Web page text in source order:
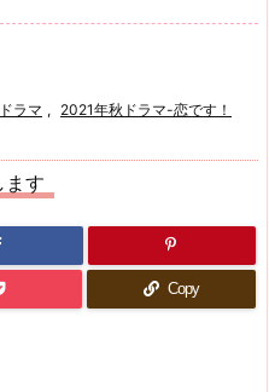
ラマ , 2021年秋ドラマ-恋です！
ます
Copy